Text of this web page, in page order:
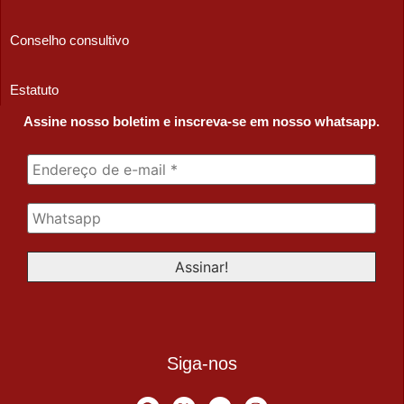
Conselho consultivo
Estatuto
Assine nosso boletim e inscreva-se em nosso whatsapp.
Siga-nos